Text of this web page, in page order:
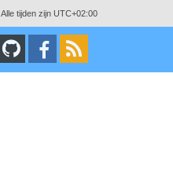
Alle tijden zijn UTC+02:00